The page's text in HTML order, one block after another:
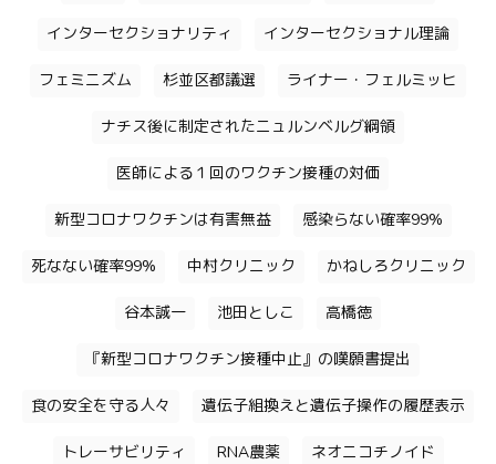
インターセクショナリティ インターセクショナル理論
フェミニズム 杉並区都議選 ライナー・フェルミッヒ
ナチス後に制定されたニュルンベルグ綱領
医師による１回のワクチン接種の対価
新型コロナワクチンは有害無益 感染らない確率99%
死なない確率99% 中村クリニック かねしろクリニック
谷本誠一 池田としこ 高橋徳
『新型コロナワクチン接種中止』の嘆願書提出
食の安全を守る人々 遺伝子組換えと遺伝子操作の履歴表示
トレーサビリティ RNA農薬 ネオニコチノイド